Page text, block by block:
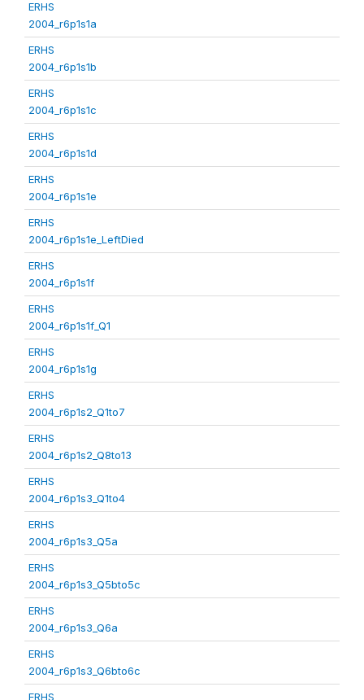
ERHS
2004_r6p1s1a
ERHS
2004_r6p1s1b
ERHS
2004_r6p1s1c
ERHS
2004_r6p1s1d
ERHS
2004_r6p1s1e
ERHS
2004_r6p1s1e_LeftDied
ERHS
2004_r6p1s1f
ERHS
2004_r6p1s1f_Q1
ERHS
2004_r6p1s1g
ERHS
2004_r6p1s2_Q1to7
ERHS
2004_r6p1s2_Q8to13
ERHS
2004_r6p1s3_Q1to4
ERHS
2004_r6p1s3_Q5a
ERHS
2004_r6p1s3_Q5bto5c
ERHS
2004_r6p1s3_Q6a
ERHS
2004_r6p1s3_Q6bto6c
ERHS